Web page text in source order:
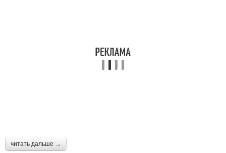
читать дальше →